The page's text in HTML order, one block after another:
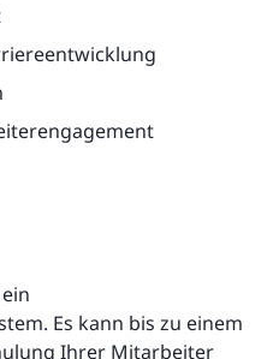
Es kann bis zu einem
Ihrer Mitarbeiter